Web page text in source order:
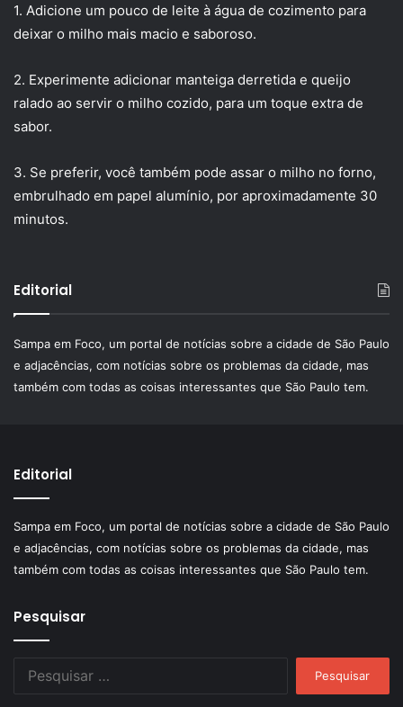
1. Adicione um pouco de leite à água de cozimento para
deixar o milho mais macio e saboroso.
2. Experimente adicionar manteiga derretida e queijo
ralado ao servir o milho cozido, para um toque extra de
sabor.
3. Se preferir, você também pode assar o milho no forno,
embrulhado em papel alumínio, por aproximadamente 30
minutos.
Editorial
Sampa em Foco, um portal de notícias sobre a cidade de São Paulo
e adjacências, com notícias sobre os problemas da cidade, mas
também com todas as coisas interessantes que São Paulo tem.
Editorial
Sampa em Foco, um portal de notícias sobre a cidade de São Paulo
e adjacências, com notícias sobre os problemas da cidade, mas
também com todas as coisas interessantes que São Paulo tem.
Pesquisar